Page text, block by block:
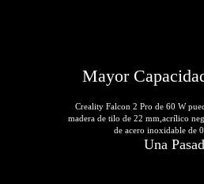
Mayor
Creality Falcon 2 Pro de 60 W
madera de tilo de 22 mm,acrílico
de acero inoxidable de
Una